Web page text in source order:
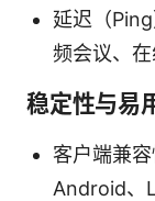
延迟（
频会议、在
稳定性与易
客户端兼
Android、